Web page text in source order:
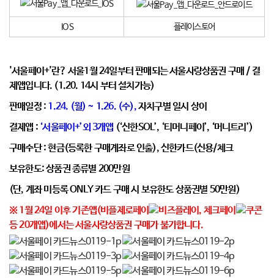
IOS 플레이스토어
'서울페이+'란? 서울1월 24일부터 판매되는 서울사랑상품권 구매 / 결
제앱입니다. (1.20. 14시 부터 설치가능)
판매일정 : 1.24. (월) ~ 1.26. (수),자치구별 일시 상이
결제앱 : ‘서울페이+’외 3개앱 (‘신한SOL’, ‘티머니페이’, ‘머니트리’)
구매수단 :현금(등록한 구매계좌로 인출), 신한카드(신용/체크
보유한도: 상품권 종류별 200만원
(단, 계좌 미등록 ONLY 카드 구매 시 보유한도 상품권별 50만원)
※ 1월 24일 이후 기존앱(비플제로페이
, 체크페이
등 20개앱)에서는 서울사랑상품권 구매가 불가합니다.